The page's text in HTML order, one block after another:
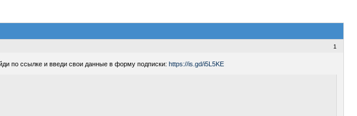
1
по ссылке и введи свои данные в форму подписки: https://is.gd/i5L5KE